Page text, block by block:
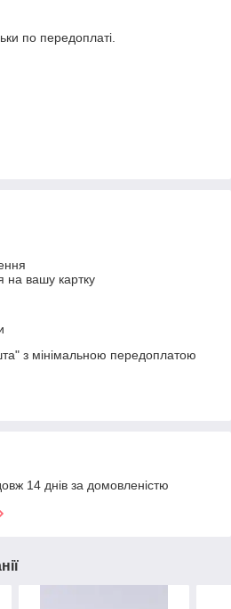
по передоплаті.
на вашу картку
з мінімальною передоплатою
14 днів за домовленістю